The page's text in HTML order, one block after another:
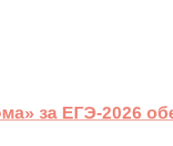
за ЕГЭ-2026